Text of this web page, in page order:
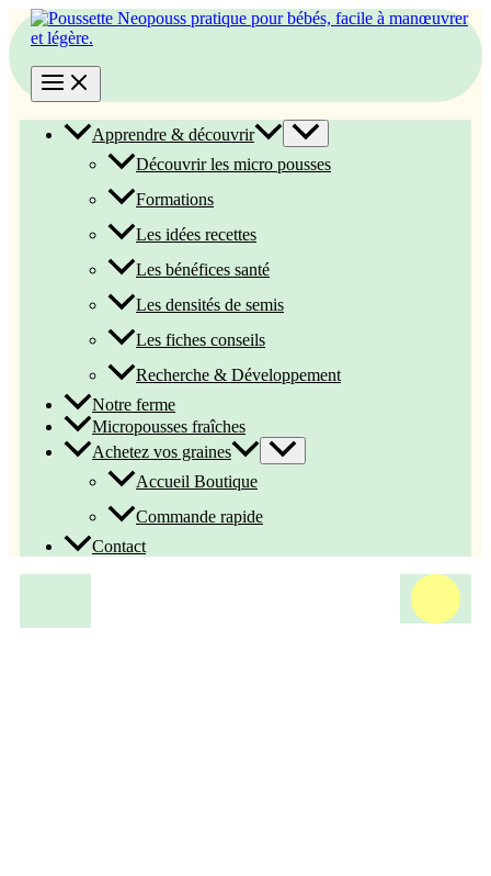
Aller
au
Apprendre & découvrir
Découvrir les micro pousses
Formations
Les idées recettes
Les bénéfices santé
Les densités de semis
Les fiches conseils
Recherche & Développement
Notre ferme
Micropousses fraîches
Achetez vos graines
Accueil Boutique
Commande rapide
Contact